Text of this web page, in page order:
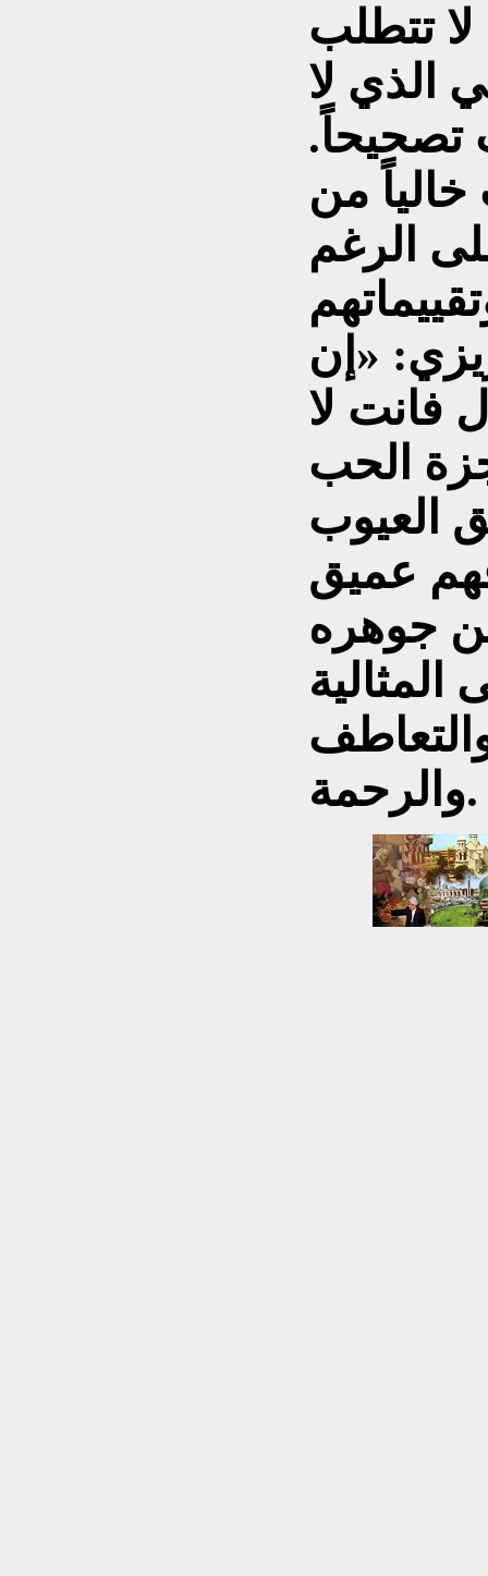
لا تتطلب
الذي لا
تصحيحاً.
من
الرغم
«إن
فانت لا
الحب
عميق
جوهره
والرحمة.